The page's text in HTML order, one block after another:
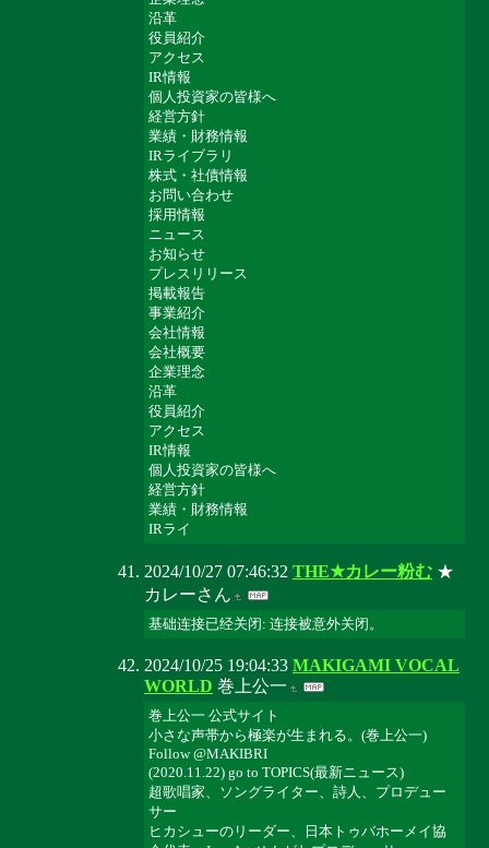
沿革
役員紹介
アクセス
IR情報
個人投資家の皆様へ
経営方針
業績・財務情報
IRライブラリ
株式・社債情報
お問い合わせ
採用情報
ニュース
お知らせ
プレスリリース
掲載報告
事業紹介
会社情報
会社概要
企業理念
沿革
役員紹介
アクセス
IR情報
個人投資家の皆様へ
経営方針
業績・財務情報
IRライ
2024/10/27 07:46:32 THE★カレー粉む ★
カレーさん
基础连接已经关闭: 连接被意外关闭。
2024/10/25 19:04:33 MAKIGAMI VOCAL
WORLD 巻上公一
巻上公一 公式サイト
小さな声帯から極楽が生まれる。(巻上公一)
Follow @MAKIBRI
(2020.11.22) go to TOPICS(最新ニュース)
超歌唱家、ソングライター、詩人、プロデュー
サー
ヒカシューのリーダー、日本トゥバホーメイ協